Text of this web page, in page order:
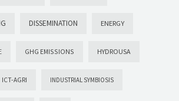
DISSEMINATION ENERGY
GHG EMISSIONS HYDROUSA
ICT-AGRI INDUSTRIAL SYMBIOSIS